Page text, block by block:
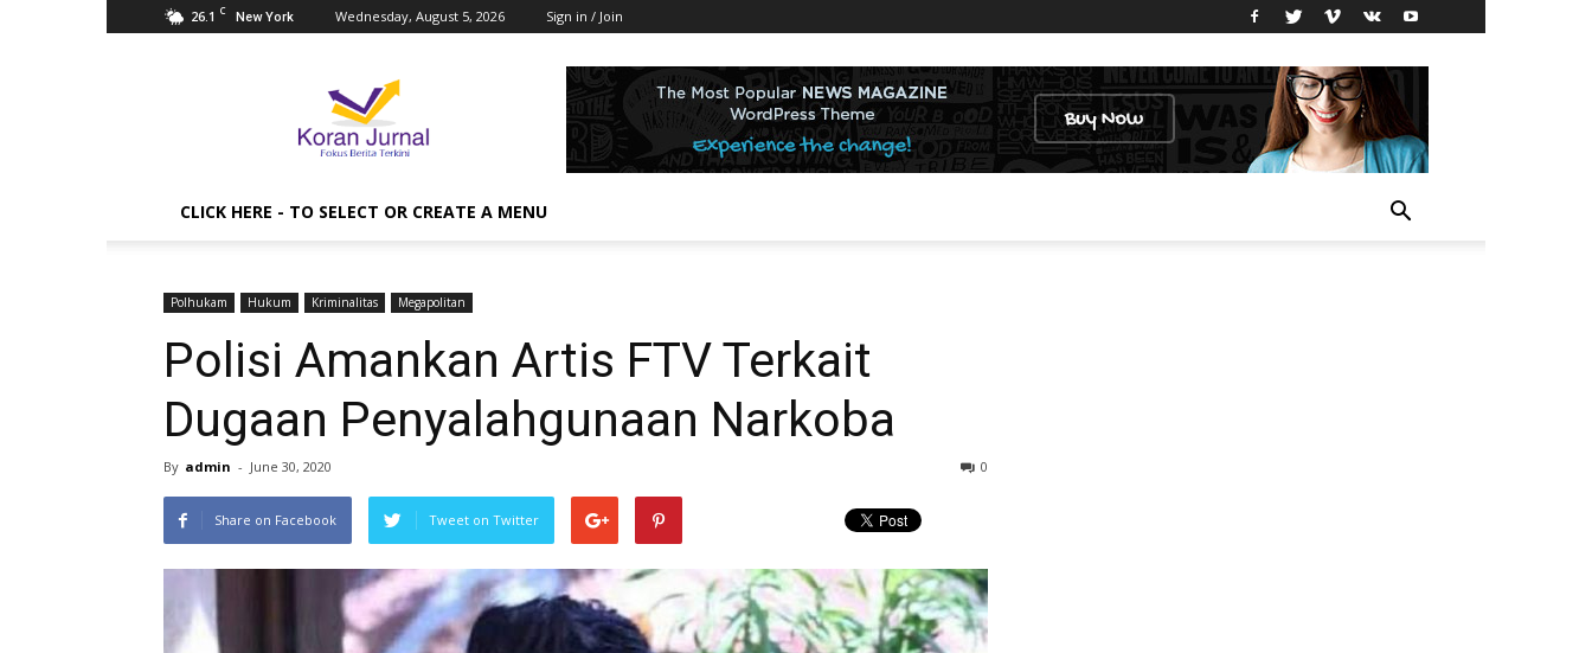
26.1 C New York Wednesday, August 5, 2026 Sign in / Join
CLICK HERE - TO SELECT OR CREATE A MENU
Polhukam Hukum Kriminalitas Megapolitan
Polisi Amankan Artis FTV Terkait
Dugaan Penyalahgunaan Narkoba
By admin - June 30, 2020 0
Share on Facebook Tweet on Twitter